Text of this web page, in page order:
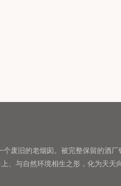
个废旧的老烟囱。被完整保留的酒
上、与自然环境相生之形，化为天